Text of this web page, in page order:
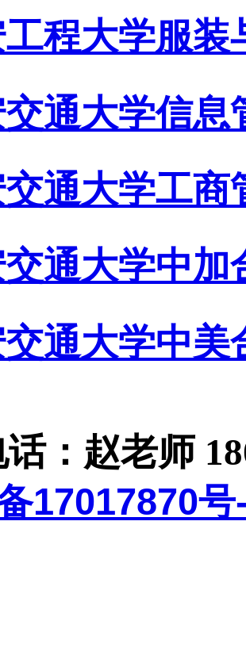
程大学服装
通大学信息
通大学工商
通大学中加
通大学中
：赵老师
17017870号